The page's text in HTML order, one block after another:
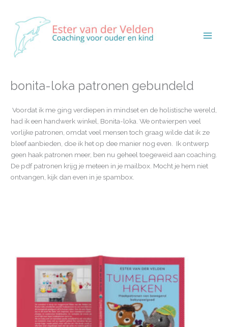
inhoud
bonita-loka patronen gebundeld
Voordat ik me ging verdiepen in mindset en de holistische wereld,
had ik een handwerk winkel, Bonita-loka. We ontwierpen veel
vorlijke patronen, omdat veel mensen toch graag wilde dat ik ze
bleef aanbieden, doe ik het op dee manier nog even. Ik ontwerp
geen haak patronen meer, ben nu geheel toegeweid aan coaching.
De pdf patronen krijg je meteen in je mailbox. Mocht je hem niet
ontvangen, kijk dan even in je spambox.